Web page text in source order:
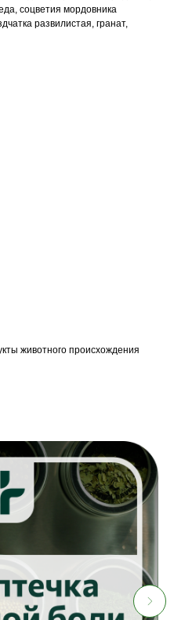
соцветия мордовника
развилистая, гранат,
животного происхождения